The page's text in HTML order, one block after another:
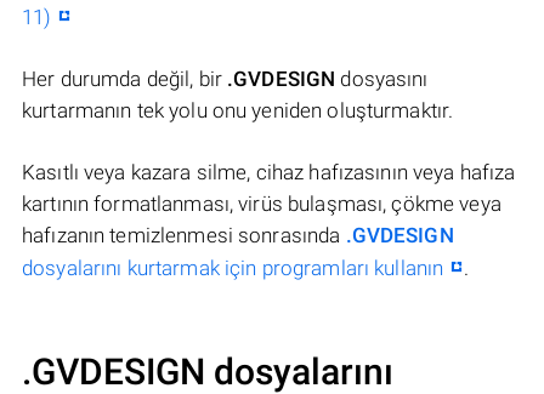
11)
Her durumda değil, bir .GVDESIGN dosyasını
kurtarmanın tek yolu onu yeniden oluşturmaktır.
Kasıtlı veya kazara silme, cihaz hafızasının veya hafıza
kartının formatlanması, virüs bulaşması, çökme veya
hafızanın temizlenmesi sonrasında .GVDESIGN
dosyalarını kurtarmak için programları kullanın
.
.GVDESIGN dosyalarını